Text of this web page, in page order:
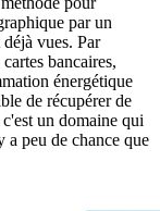
par un
vues. Par
bancaires,
énergétique
de récupérer de
un domaine qui
a peu de chance que